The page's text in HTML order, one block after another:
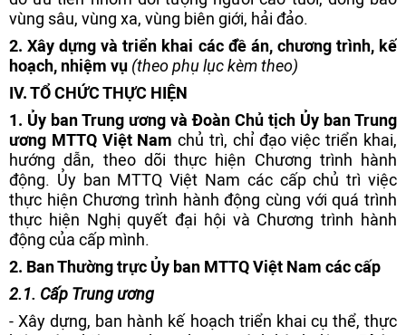
vùng sâu, vùng xa, vùng biên giới, hải đảo.
2. Xây dựng và triển khai các đề án, chương trình, kế
hoạch, nhiệm vụ (theo phụ lục kèm theo)
IV. TỔ CHỨC THỰC HIỆN
1. Ủy ban Trung ương và Đoàn Chủ tịch Ủy ban Trung
ương MTTQ Việt Namchủ trì, chỉ đạo việc triển khai,
hướng dẫn, theo dõi thực hiện Chương trình hành
động. Ủy ban MTTQ Việt Nam các cấp chủ trì việc
thực hiện Chương trình hành động cùng với quá trình
thực hiện Nghị quyết đại hội và Chương trình hành
động của cấp mình.
2. Ban Thường trực Ủy ban MTTQ Việt Nam các cấp
2.1. Cấp Trung ương
- Xây dựng, ban hành kế hoạch triển khai cụ thể, thực